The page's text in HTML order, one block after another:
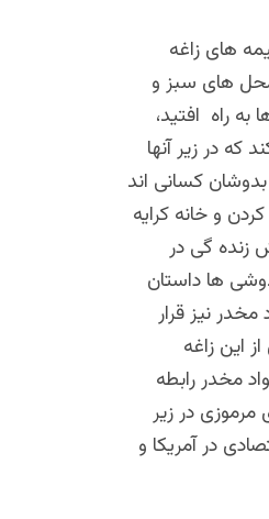
های زاغه
های سبز و
به راه افتید،
که در زیر آنها
کسانی اند
و خانه کرایه
زنده گی در
ها داستان
نیز قرار
این زاغه
مخدر رابطه
در زیر
در آمریکا و